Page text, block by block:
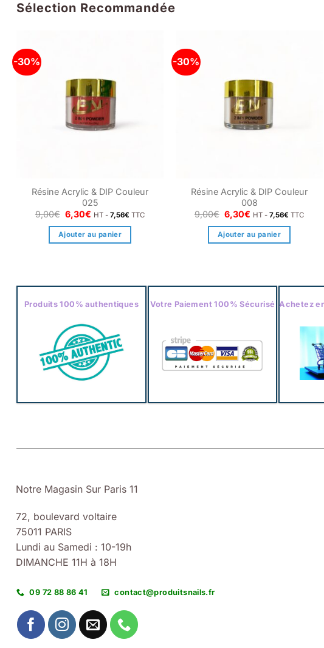
Sélection Recommandée
-30%
Résine Acrylic & DIP Couleur
025
9,00€ Le
prix
initial
était :
6,30€ Le
actuel
est :
HT -7,56€ TTC
Ajouter au panier
-30%
Résine Acrylic & DIP Couleur
008
9,00€ Le
prix
initial
était :
6,30€ Le
actuel
est :
HT -7,56€ TTC
Ajouter au panier
Produits 100% authentiques Votre Paiement 100% Sécurisé Achetez
Notre Magasin Sur Paris 11
72, boulevard voltaire
75011 PARIS
Lundi au Samedi : 10-19h
DIMANCHE 11H à 18H
09 72 88 86 41 contact@produitsnails.fr